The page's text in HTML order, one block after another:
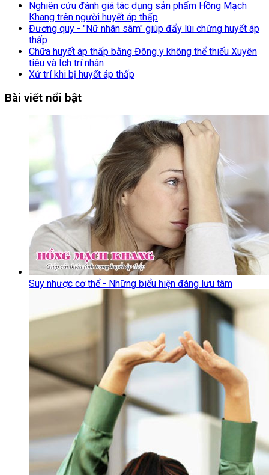
Nghiên cứu đánh giá tác dụng sản phẩm Hồng Mạch
Khang trên người huyết áp thấp
Đương quy - "Nữ nhân sâm" giúp đẩy lùi chứng huyết áp
thấp
Chữa huyết áp thấp bằng Đông y không thể thiếu Xuyên
tiêu và Ích trí nhân
Xử trí khi bị huyết áp thấp
Bài viết nổi bật
Suy nhược cơ thể - Những biểu hiện đáng lưu tâm